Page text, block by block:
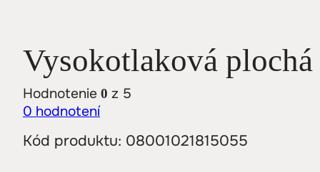
Vysokotlaková
Hodnotenie 0 z 5
0 hodnotení
Kód produktu: 08001021815055